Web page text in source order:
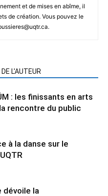
et de mises en abîme, il
de création. Vous pouvez le
L'AUTEUR
: les finissants en arts
la rencontre du public
à la danse sur le
dévoile la